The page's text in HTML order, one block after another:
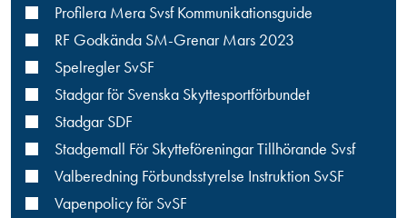
Profilera Mera Svsf Kommunikationsguide
RF Godkända SM-Grenar Mars 2023
Spelregler SvSF
Stadgar för Svenska Skyttesportförbundet
Stadgar SDF
Stadgemall För Skytteföreningar Tillhörande Svsf
Valberedning Förbundsstyrelse Instruktion SvSF
Vapenpolicy för SvSF